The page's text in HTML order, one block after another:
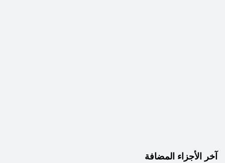
آخر الأجزاء المضافة